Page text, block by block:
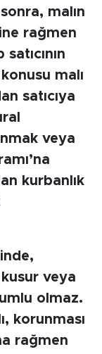
malın
rağmen
malı
satıcıya
veya
kurbanlık
veya
olmaz.
korunması
rağmen